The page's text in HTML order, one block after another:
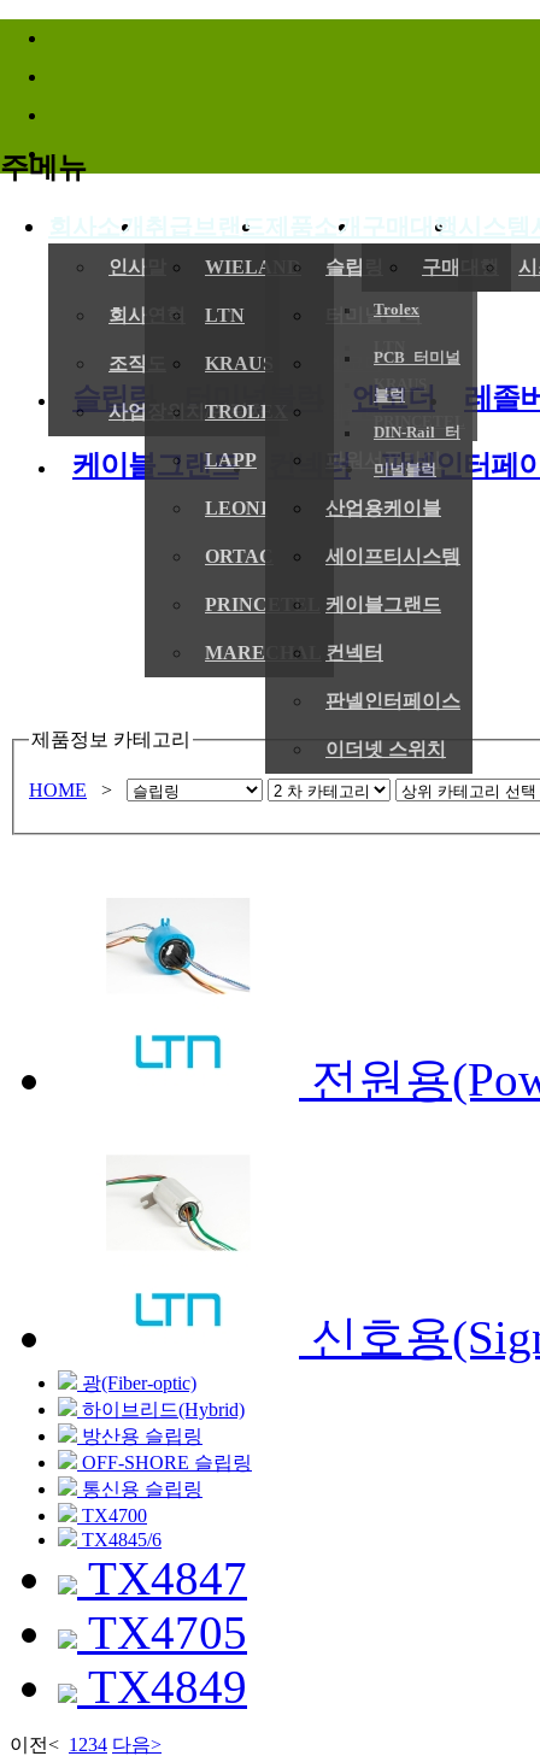
바로가기메뉴
주메뉴
회사소개
인사말
회사연혁
조직도
사업장위치/연락처
취급브랜드
WIELAND
LTN
KRAUS
TROLEX
LAPP
LEONI
ORTAC
PRINCETEL
MARECHAL
제품소개
슬립링
Trolex
KRAUS
PRINCETEL
터미널블럭
PCB 터미널
블럭
DIN-Rail 터
미널블럭
엔코더
레졸버
파워서플라이
산업용케이블
세이프티시스템
케이블그랜드
컨넥터
판넬인터페이스
이더넷 스위치
구매대행
구매대행
(
전기,기
슬립링 터미널블럭 엔코더 레졸
케이블그랜드 컨넥터 판넬인터페
제품정보 카테고리
HOME >
전원용
신호용
광(Fiber-optic)
하이브리드(Hybrid)
방산용 슬립링
OFF-SHORE 슬립링
통신용 슬립링
TX4700
TX4845/6
TX4847
TX4705
TX4849
이전< 1 234 다음>